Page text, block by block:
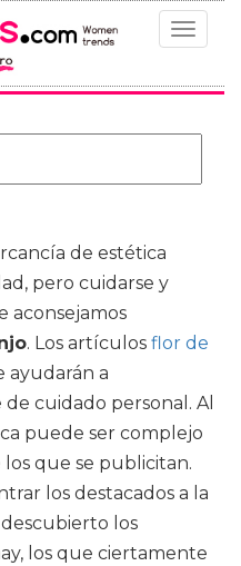
Toggle
de estética
pero cuidarse y
aconsejamos
. Los artículos flor de
ayudarán a
cuidado personal. Al
puede ser complejo
que se publicitan.
los destacados a la
los
los que ciertamente